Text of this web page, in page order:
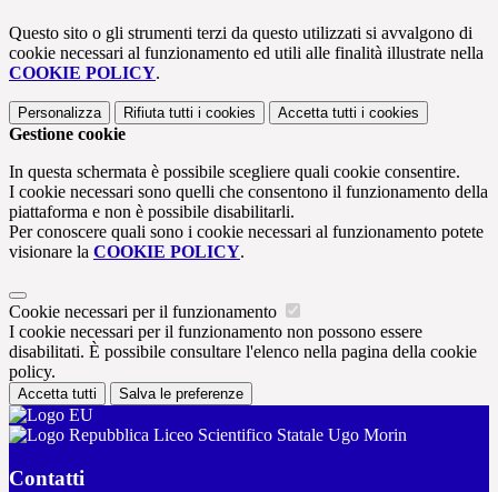
Questo sito o gli strumenti terzi da questo utilizzati si avvalgono di
cookie necessari al funzionamento ed utili alle finalità illustrate nella
COOKIE POLICY.
Personalizza Rifiuta tutti i cookies Accetta tutti i cookies
Gestione cookie
In questa schermata è possibile scegliere quali cookie consentire.
I cookie necessari sono quelli che consentono il funzionamento della
piattaforma e non è possibile disabilitarli.
Per conoscere quali sono i cookie necessari al funzionamento potete
visionare la COOKIE POLICY.
Cookie necessari per il funzionamento
I cookie necessari per il funzionamento non possono essere
disabilitati. È possibile consultare l'elenco nella pagina della cookie
policy.
Accetta tutti Salva le preferenze
Liceo Scientifico Statale Ugo Morin
Contatti